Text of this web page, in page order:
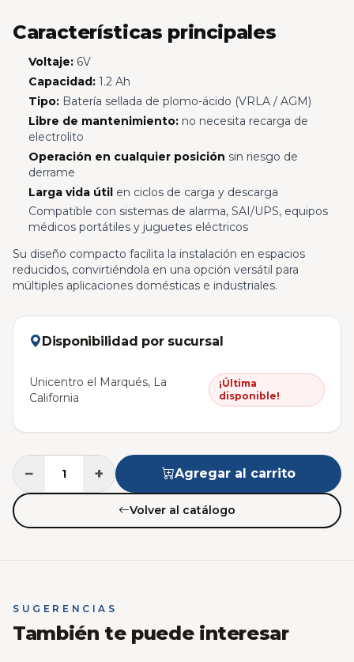
Características principales
Voltaje:6V
Capacidad:1.2 Ah
Tipo:Batería sellada de plomo-ácido (VRLA / AGM)
Libre de mantenimiento:no necesita recarga de
electrolito
Operación en cualquier posición sin riesgo de
derrame
Larga vida útilen ciclos de carga y descarga
Compatible con sistemas de alarma, SAI/UPS, equipos
médicos portátiles y juguetes eléctricos
Su diseño compacto facilita la instalación en espacios
reducidos, convirtiéndola en una opción versátil para
múltiples aplicaciones domésticas e industriales.
Disponibilidad por sucursal
Unicentro el Marqués, La
California
¡Última
disponible!
− + Agregar al carrito
Volver al catálogo
SUGERENCIAS
También te puede interesar